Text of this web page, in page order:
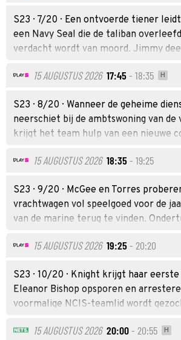
S23 · 7/20 · Een ontvoerde tiener
een Navy Seal die de taliban
verdacht wordt van moord. Jimmy
baas.15 AUGUSTUS 2026 17:45- 18:35 H
S23 · 8/20 · Wanneer de geheime
neerschiet bij de ambtswoning van de
krijgt het team hulp van een nieuwe
Justitie.15 AUGUSTUS 2026 18:35- 19:25
S23 · 9/20 · McGee en Torres
vrachtwagen vol speelgoed voor de
van de marine terug te vinden.
Knight krijgt haar eerste missie.
15 AUGUSTUS 2026 19:25- 20:20
S23 · 10/20 · Knight krijgt haar
Eleanor Bishop opsporen en
voormalige NCIS-teamlid wordt
vertrouwen en wendt zich tot Torres.
15 AUGUSTUS 2026 20:00- 20:55 H